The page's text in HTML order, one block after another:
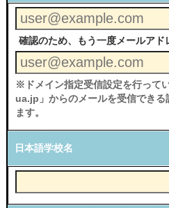
確認のため、もう一度メールアド
※ドメイン指定受信設定を行って
ua.jp」からのメールを受信でき
ます。
日本語学校名